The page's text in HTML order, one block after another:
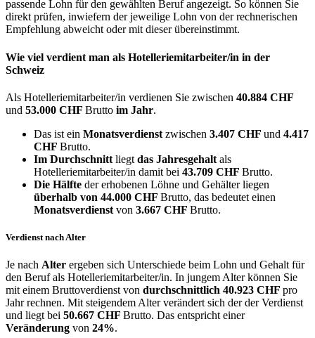
passende Lohn für den gewählten Beruf angezeigt. So können Sie
direkt prüfen, inwiefern der jeweilige Lohn von der rechnerischen
Empfehlung abweicht oder mit dieser übereinstimmt.
Wie viel verdient man als Hotelleriemitarbeiter/in in der
Schweiz
Als Hotelleriemitarbeiter/in verdienen Sie zwischen 40.884 CHF
und 53.000 CHF Brutto im Jahr.
Das ist ein Monatsverdienst zwischen 3.407 CHF und 4.417
CHF Brutto.
Im Durchschnitt liegt das Jahresgehalt als
Hotelleriemitarbeiter/in damit bei 43.709 CHF Brutto.
Die Hälfte der erhobenen Löhne und Gehälter liegen
überhalb von 44.000 CHF Brutto, das bedeutet einen
Monatsverdienst von 3.667 CHF Brutto.
Verdienst nach Alter
Je nach Alter ergeben sich Unterschiede beim Lohn und Gehalt für
den Beruf als Hotelleriemitarbeiter/in. In jungem Alter können Sie
mit einem Bruttoverdienst von durchschnittlich 40.923 CHF pro
Jahr rechnen. Mit steigendem Alter verändert sich der der Verdienst
und liegt bei 50.667 CHF Brutto. Das entspricht einer
Veränderung von 24%.